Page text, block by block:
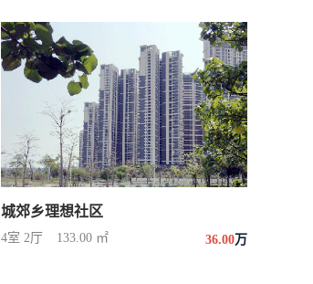
城郊乡理想社区
4室 2厅 133.00 ㎡ 36.00万